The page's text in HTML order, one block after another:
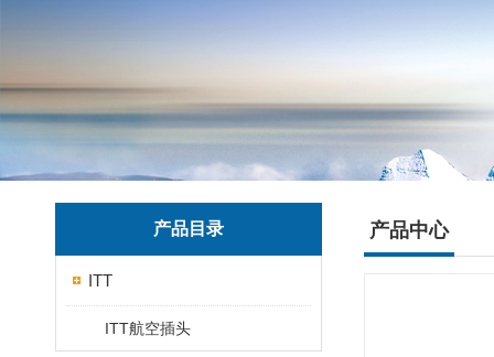
产品目录
ITT
ITT航空插头
产品中心